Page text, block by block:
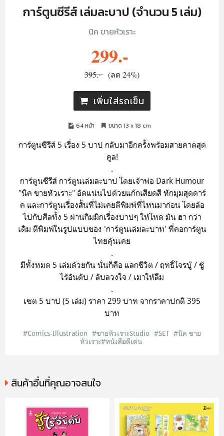
การ์ตูนซีรีส์ เล่มละบาป (จำนวน 5 เล่ม)
นิค ขายหัวเราะ
299.-
395.- (ลด 24%)
เพิ่มใส่รถเข็น
64 หน้า ขนาด 13 x 18 cm
การ์ตูนซีรีส์ 5 เรื่อง 5 บาป กลับมาอีกครั้งพร้อมสายคาดสุด
คูล!
.
การ์ตูนซีรีส์ การ์ตูนเล่มละบาป โดยเจ้าพ่อ Dark Humour
"นิค ขายหัวเราะ" อัดแน่นไปด้วยแก๊กเสียดสี หักมุมสุดดาร์
ค และการ์ตูนเรื่องสั้นที่ไม่เคยตีพิมพ์ที่ไหนมาก่อน โดยล้อ
ไปกับศีลทั้ง 5 ผ่านกิมมิกเรื่องบาปๆ ให้โหด มัน ฮา กว่า
เดิม ตีพิมพ์ในรูปแบบของ 'การ์ตูนเล่มละบาท' ที่คอการ์ตูน
ไทยคุ้นเคย
.
มีทั้งหมด 5 เล่มด้วยกัน นั่นก็คือ แลกชีวิต / ฤทธิ์โจรบู๊ / ชู้
ไร้อันดับ / ลับลวงใจ / เมาให้ลืม
.
เซต 5 บาป (5 เล่ม) ราคา 299 บาท จากราคาปกติ 395
บาท
#Comics-Illustration #ขายหัวเราะStudio #SET #นิค ขาย
หัวเราะ#หนังสือดีเด่น
สินค้าอื่นที่คุณอาจสนใจ